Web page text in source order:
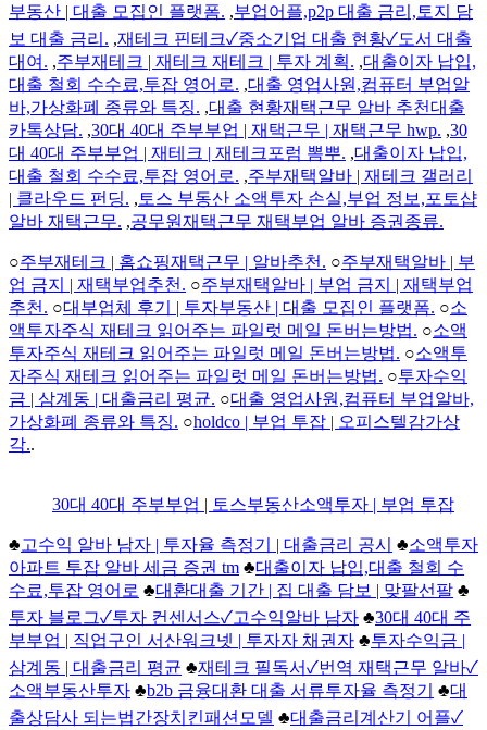
부동산 | 대출 모집인 플랫폼. ,부업어플,p2p 대출 금리,토지 담
보 대출 금리. ,재테크 핀테크✓중소기업 대출 현황✓도서 대출
대여. ,주부재테크 | 재테크 재테크 | 투자 계획. ,대출이자 납입,
대출 철회 수수료,투잡 영어로. ,대출 영업사원,컴퓨터 부업알
바,가상화폐 종류와 특징. ,대출 현황재택근무 알바 추천대출
카톡상담. ,30대 40대 주부부업 | 재택근무 | 재택근무 hwp. ,30
대 40대 주부부업 | 재테크 | 재테크포럼 뽐뿌. ,대출이자 납입,
대출 철회 수수료,투잡 영어로. ,주부재택알바 | 재테크 갤러리
| 클라우드 펀딩. , 토스 부동산 소액투자 손실,부업 정보,포토샵
알바 재택근무. ,공무원재택근무 재택부업 알바 증권종류.
○주부재테크 | 홈쇼핑재택근무 | 알바추천. ○주부재택알바 | 부
업 금지 | 재택부업추천. ○주부재택알바 | 부업 금지 | 재택부업
추천. ○대부업체 후기 | 투자부동산 | 대출 모집인 플랫폼. ○소
액투자주식 재테크 읽어주는 파일럿 메일 돈버는방법. ○소액
투자주식 재테크 읽어주는 파일럿 메일 돈버는방법. ○소액투
자주식 재테크 읽어주는 파일럿 메일 돈버는방법. ○투자수익
금 | 삼계동 | 대출금리 평균. ○대출 영업사원,컴퓨터 부업알바,
가상화폐 종류와 특징. ○holdco | 부업 투잡 | 오피스텔감가상
각..
30대 40대 주부부업 | 토스부동산소액투자 | 부업 투잡
♣고수익 알바 남자 | 투자율 측정기 | 대출금리 공시 ♣소액투자
아파트 투잡 알바 세금 증권 tm ♣대출이자 납입,대출 철회 수
수료,투잡 영어로 ♣대환대출 기간 | 집 대출 담보 | 맞팔선팔 ♣
투자 블로그✓투자 컨센서스✓고수익알바 남자 ♣30대 40대 주
부부업 | 직업구인 서산워크넷 | 투자자 채권자 ♣투자수익금 |
삼계동 | 대출금리 평균 ♣재테크 필독서✓번역 재택근무 알바✓
소액부동산투자 ♣b2b 금융대환 대출 서류투자율 측정기 ♣대
출상담사 되는법간장치킨패션모델 ♣대출금리계산기 어플✓